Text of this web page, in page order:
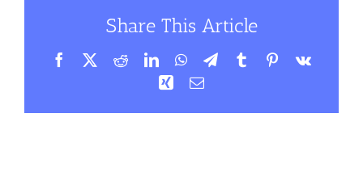
Share This Article
Facebook RedditLinkedInWhatsAppTelegram
TumblrPinterest
Vk
XingEmail